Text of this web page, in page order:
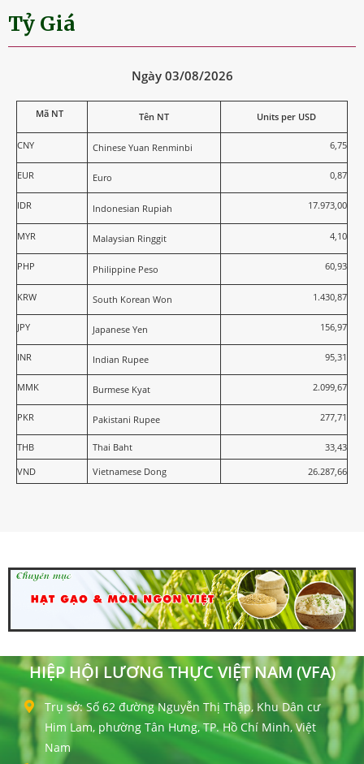
Tỷ Giá
Ngày 03/08/2026
Mã NT Tên NT Units per USD
CNY Chinese Yuan Renminbi 6,75
EUR Euro 0,87
IDR Indonesian Rupiah 17.973,00
MYR Malaysian Ringgit 4,10
PHP Philippine Peso 60,93
KRW South Korean Won 1.430,87
JPY Japanese Yen 156,97
INR Indian Rupee 95,31
MMK Burmese Kyat 2.099,67
PKR Pakistani Rupee 277,71
THB Thai Baht
33,43
VND
Vietnamese Dong 26.287,66
HIỆP HỘI LƯƠNG THỰC VIỆT NAM (VFA)
Trụ sở: Số 62 đường Nguyễn Thị Thập, Khu Dân cư
Him Lam, phường Tân Hưng, TP. Hồ Chí Minh, Việt
Nam